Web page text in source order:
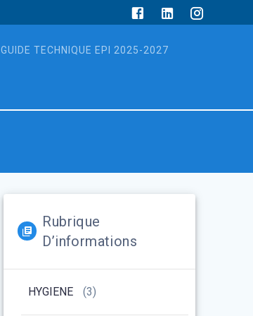
GUIDE TECHNIQUE EPI 2025-2027
Rubrique
D’informations
HYGIENE (3)